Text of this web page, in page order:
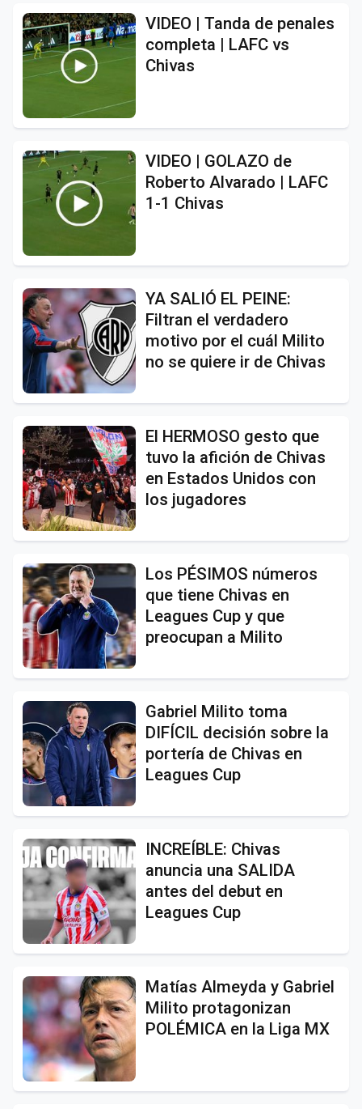
VIDEO | Tanda de penales
completa | LAFC vs
Chivas
VIDEO | GOLAZO de
Roberto Alvarado | LAFC
1-1 Chivas
YA SALIÓ EL PEINE:
Filtran el verdadero
motivo por el cuál Milito
no se quiere ir de Chivas
El HERMOSO gesto que
tuvo la afición de Chivas
en Estados Unidos con
los jugadores
Los PÉSIMOS números
que tiene Chivas en
Leagues Cup y que
preocupan a Milito
Gabriel Milito toma
DIFÍCIL decisión sobre la
portería de Chivas en
Leagues Cup
INCREÍBLE: Chivas
anuncia una SALIDA
antes del debut en
Leagues Cup
Matías Almeyda y Gabriel
Milito protagonizan
POLÉMICA en la Liga MX